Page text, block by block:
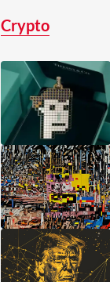
Crypto